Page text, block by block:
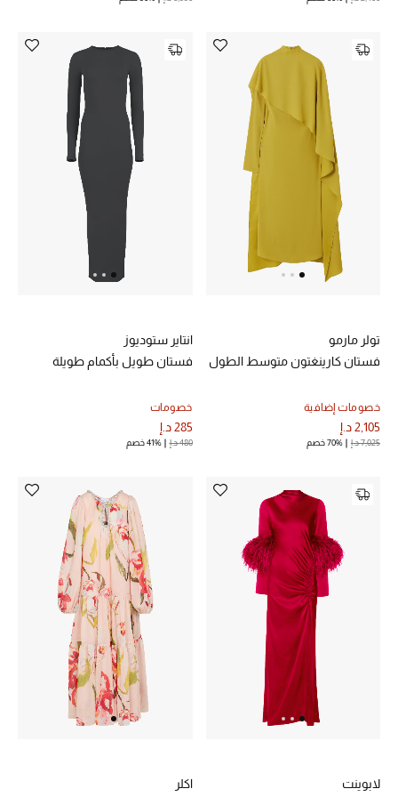
الشراشف
أجهزة المطبخ والمنزل
الشموع والعطور المنزلية
تسوقوا للمنزل
أبرز المصممين
مجوهرات فاخرة للنساء
مجوهرات عصرية للنساء
إكسسوارات للرجال
مجوهرات فاخرة للأطفال
تولر مارمو
فستان كارينغتون متوسط ​​الطول
خصومات إضافية
2,105 د.إ
7,025 د.إ 70% خصم
انتاير ستوديوز
فستان طويل بأكمام طويلة
خصومات
285 د.إ
480 د.إ 41% خصم
لابوينت اكلر